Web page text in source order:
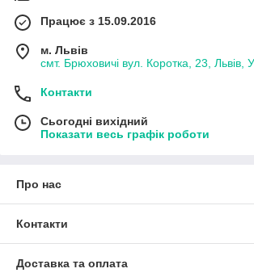
Працює з 15.09.2016
м. Львів
смт. Брюховичі вул. Коротка, 23, Львів,
Контакти
Сьогодні вихідний
Показати весь графік роботи
Про нас
Контакти
Доставка та оплата